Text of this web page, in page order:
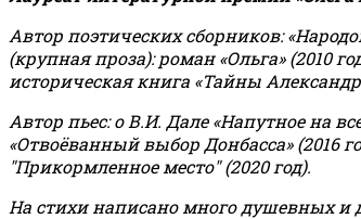
Автор поэтических сборников:
(крупная проза): роман «Ольга» (2010
историческая книга «Тайны
Автор пьес: о В.И. Дале «Напутное на
«Отвоёванный выбор Донбасса» (2016
"Прикормленное место" (2020 год).
На стихи написано много душевных и